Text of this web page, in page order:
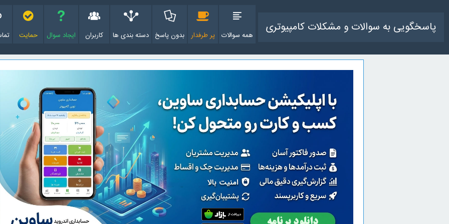
پاسخگویی به سوالات و مشکلات کامپیوتری همه سوالات پر طرفدار بدون پاسخ دسته بندی ها کاربران ایجاد سوال حمایت